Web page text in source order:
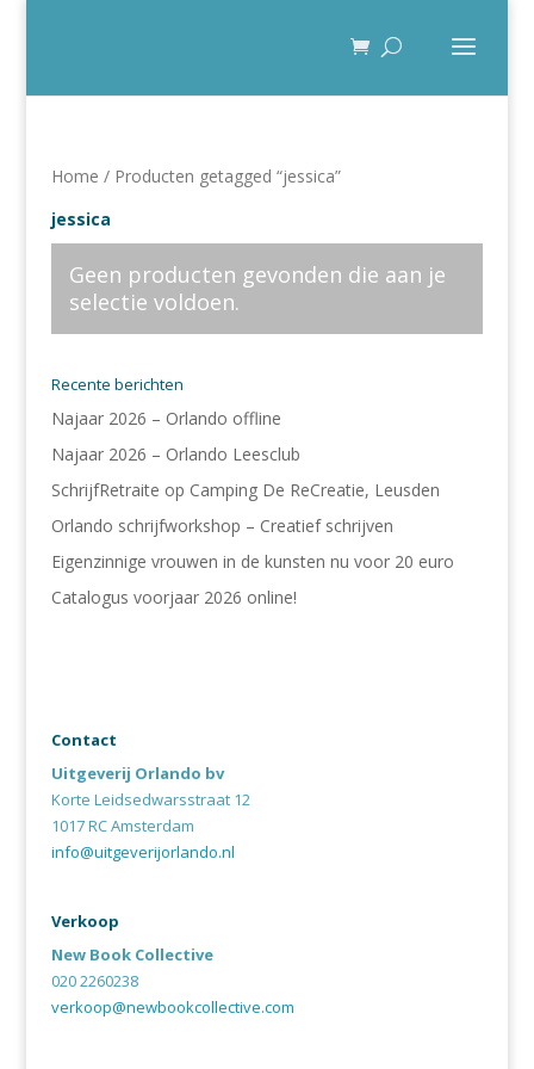
Home / Producten getagged “jessica”
jessica
Geen producten gevonden die aan je
selectie voldoen.
Recente berichten
Najaar 2026 – Orlando offline
Najaar 2026 – Orlando Leesclub
SchrijfRetraite op Camping De ReCreatie, Leusden
Orlando schrijfworkshop – Creatief schrijven
Eigenzinnige vrouwen in de kunsten nu voor 20 euro
Catalogus voorjaar 2026 online!
Contact
Uitgeverij Orlando bv
Korte Leidsedwarsstraat 12
1017 RC Amsterdam
info@uitgeverijorlando.nl
Verkoop
New Book Collective
020 2260238
verkoop@newbookcollective.com